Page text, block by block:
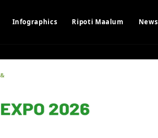
Infographics Ripoti Maalum News